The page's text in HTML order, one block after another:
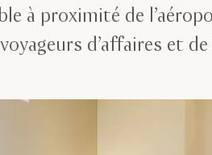
à proximité de
d’affaires et